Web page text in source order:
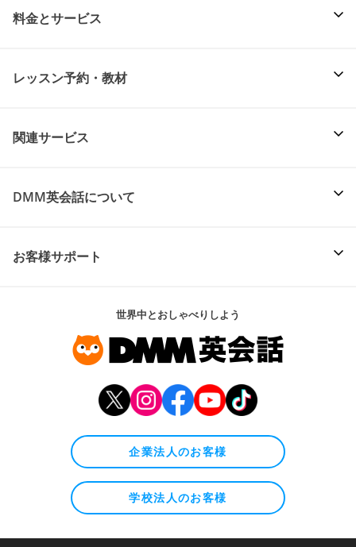
料金とサービス
レッスン予約・教材
関連サービス
DMM英会話について
お客様サポート
世界中とおしゃべりしよう
企業法人のお客様
学校法人のお客様